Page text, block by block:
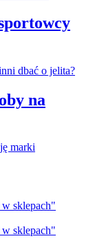
na
sklepach"
sklepach"